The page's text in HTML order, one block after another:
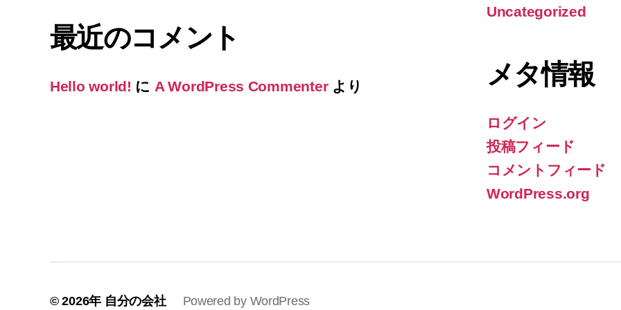
最近のコメント
Hello world! に A WordPress Commenterより
Uncategorized
メタ情報
ログイン
投稿フィード
コメントフィード
WordPress.org
© 2026年 自分の会社 Powered by WordPress